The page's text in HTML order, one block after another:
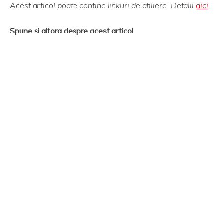
Acest articol poate contine linkuri de afiliere. Detalii aici.
Spune si altora despre acest articol